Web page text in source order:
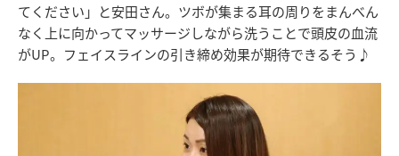
てください」と安田さん。ツボが集まる耳の周りをまんべん
なく上に向かってマッサージしながら洗うことで頭皮の血流
がUP。フェイスラインの引き締め効果が期待できるそう♪